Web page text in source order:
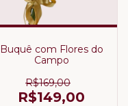
Buquê com Flores do
Campo
R$169,00
R$149,00